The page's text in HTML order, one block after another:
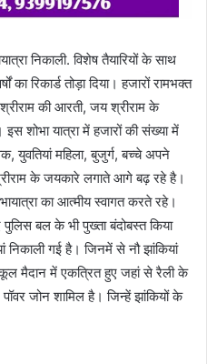
निकाली. विशेष तैयारियों के साथ
का रिकार्ड तोड़ा दिया। हजारों रामभक्त
की आरती, जय श्रीराम के
शोभा यात्रा में हजारों की संख्या में
युवतियां महिला, बुजुर्ग, बच्चे अपने
के जयकारे लगाते आगे बढ़ रहे है।
का आत्मीय स्वागत करते रहे।
बल के भी पुख्ता बंदोबस्त किया
निकाली गई है। जिनमें से नौ झांकियां
मैदान में एकत्रित हुए जहां से रैली के
जोन शामिल है। जिन्हें झांकियों के